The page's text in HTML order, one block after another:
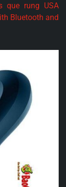
que rung USA
Bluetooth and